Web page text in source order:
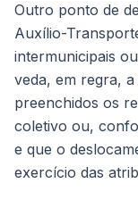
Outro ponto de
Auxílio-
intermunicipais
veda, em regra,
preenchidos os
coletivo ou,
e que o
exercício das